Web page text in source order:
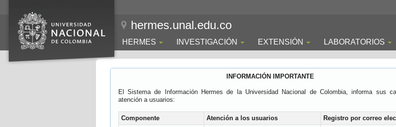
hermes.unal.edu.co
HERMES INVESTIGACIÓN EXTENSIÓN LABORATORIOS
INFORMACIÓN IMPORTANTE
El Sistema de Información Hermes de la Universidad Nacional de Colombia, informa sus
atención a usuarios:
Componente Atención a los usuarios
Registro por correo